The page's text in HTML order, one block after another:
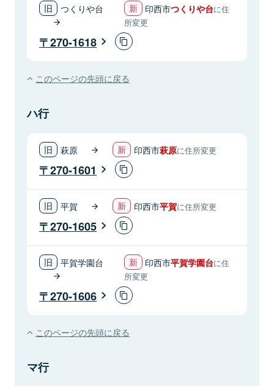
つくりや台 印西市つくりや台に住
所変更
270-1618
このページの先頭に戻る
ハ行
萩原 印西市萩原に住所変更
270-1601
平賀 印西市平賀に住所変更
270-1605
平賀学園台 印西市平賀学園台に住
所変更
270-1606
このページの先頭に戻る
マ行